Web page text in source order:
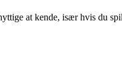
at kende, især hvis du